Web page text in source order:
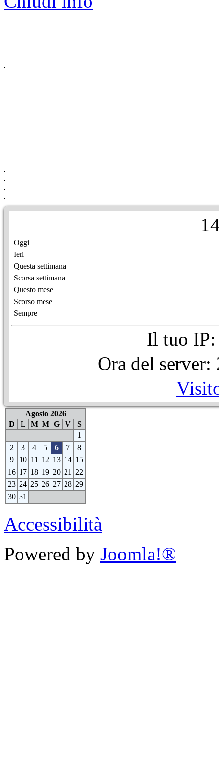
1
Oggi
Ieri
Questa settimana
Scorsa settimana
Questo mese
Scorso mese
Sempre
Il tuo IP:
Ora del
Agosto 2026
D
L M M G V
S
1
2
3 4 5 6 7
8
9
10 11 12 13 14 15
16 17 18 19 20 21
22
23 24 25 26 27 28 29
30 31
Accessibilità
Powered by Joomla!®